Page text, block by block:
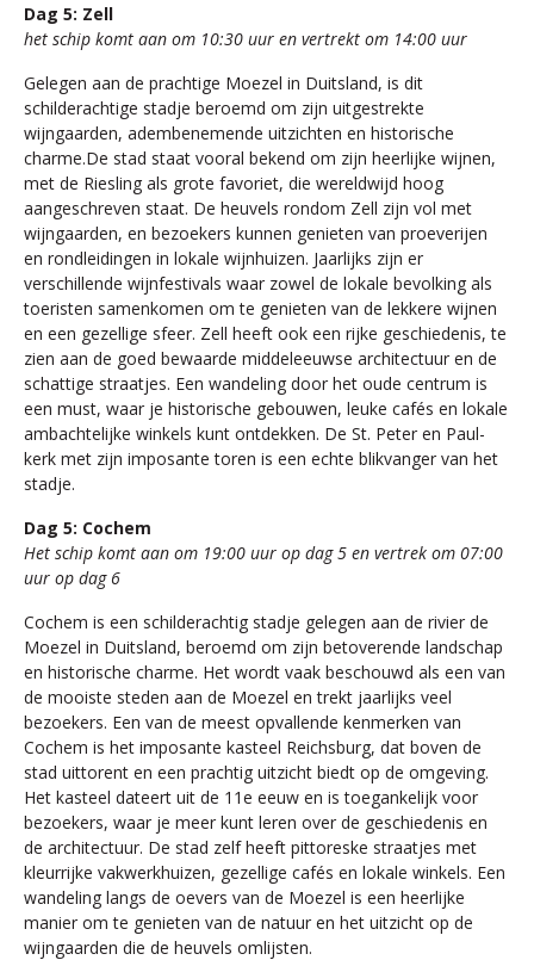
Dag 5: Zell
het schip komt aan om 10:30 uur en vertrekt om 14:00 uur
Gelegen aan de prachtige Moezel in Duitsland, is dit
schilderachtige stadje beroemd om zijn uitgestrekte
wijngaarden, adembenemende uitzichten en historische
charme.De stad staat vooral bekend om zijn heerlijke wijnen,
met de Riesling als grote favoriet, die wereldwijd hoog
aangeschreven staat. De heuvels rondom Zell zijn vol met
wijngaarden, en bezoekers kunnen genieten van proeverijen
en rondleidingen in lokale wijnhuizen. Jaarlijks zijn er
verschillende wijnfestivals waar zowel de lokale bevolking als
toeristen samenkomen om te genieten van de lekkere wijnen
en een gezellige sfeer. Zell heeft ook een rijke geschiedenis, te
zien aan de goed bewaarde middeleeuwse architectuur en de
schattige straatjes. Een wandeling door het oude centrum is
een must, waar je historische gebouwen, leuke cafés en lokale
ambachtelijke winkels kunt ontdekken. De St. Peter en Paul-
kerk met zijn imposante toren is een echte blikvanger van het
stadje.
Dag 5: Cochem
Het schip komt aan om 19:00 uur op dag 5 en vertrek om 07:00
uur op dag 6
Cochem is een schilderachtig stadje gelegen aan de rivier de
Moezel in Duitsland, beroemd om zijn betoverende landschap
en historische charme. Het wordt vaak beschouwd als een van
de mooiste steden aan de Moezel en trekt jaarlijks veel
bezoekers. Een van de meest opvallende kenmerken van
Cochem is het imposante kasteel Reichsburg, dat boven de
stad uittorent en een prachtig uitzicht biedt op de omgeving.
Het kasteel dateert uit de 11e eeuw en is toegankelijk voor
bezoekers, waar je meer kunt leren over de geschiedenis en
de architectuur. De stad zelf heeft pittoreske straatjes met
kleurrijke vakwerkhuizen, gezellige cafés en lokale winkels. Een
wandeling langs de oevers van de Moezel is een heerlijke
manier om te genieten van de natuur en het uitzicht op de
wijngaarden die de heuvels omlijsten.